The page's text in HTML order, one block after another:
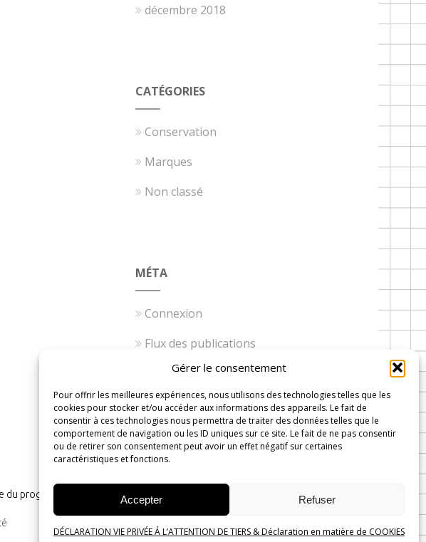
Gérer le consentement
Pour offrir les meilleures expériences, nous utilisons des technologies telles que les
cookies pour stocker et/ou accéder aux informations des appareils. Le fait de
consentir à ces technologies nous permettra de traiter des données telles que le
comportement de navigation ou les ID uniques sur ce site. Le fait de ne pas consentir
ou de retirer son consentement peut avoir un effet négatif sur certaines
caractéristiques et fonctions.
Accepter Refuser
DÉCLARATION VIE PRIVÉE Á L’ATTENTION DE TIERS & Déclaration en matière de COOKIES
décembre 2018
CATÉGORIES
Conservation
Marques
Non classé
MÉTA
Connexion
Flux des publications
Flux des commentaires
Site de WordPress-FR
du progrès n°7, 1300 Wavre